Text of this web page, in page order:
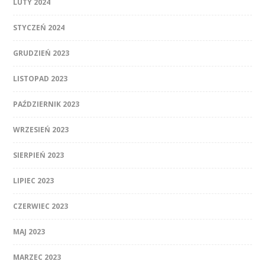
LUTY 2024
STYCZEŃ 2024
GRUDZIEŃ 2023
LISTOPAD 2023
PAŹDZIERNIK 2023
WRZESIEŃ 2023
SIERPIEŃ 2023
LIPIEC 2023
CZERWIEC 2023
MAJ 2023
MARZEC 2023